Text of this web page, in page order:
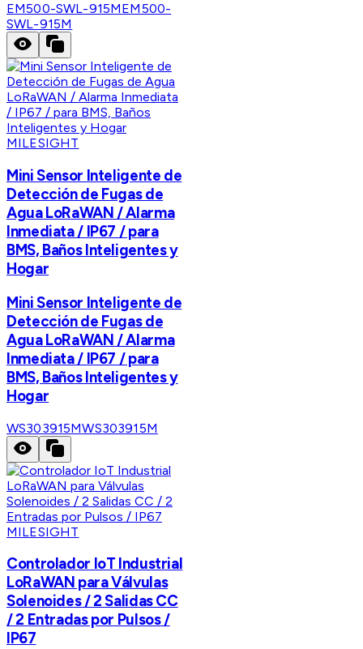
EM500-SWL-915MEM500-
SWL-915M
MILESIGHT
Mini Sensor Inteligente de
Detección de Fugas de
Agua LoRaWAN / Alarma
Inmediata / IP67 / para
BMS, Baños Inteligentes y
Hogar
Mini Sensor Inteligente de
Detección de Fugas de
Agua LoRaWAN / Alarma
Inmediata / IP67 / para
BMS, Baños Inteligentes y
Hogar
WS303915MWS303915M
MILESIGHT
Controlador IoT Industrial
LoRaWAN para Válvulas
Solenoides / 2 Salidas CC
/ 2 Entradas por Pulsos /
IP67